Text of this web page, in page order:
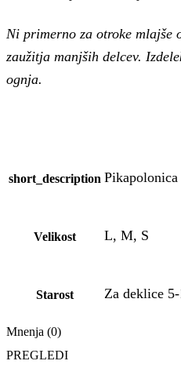
Ni primerno za otroke mlajše
zaužitja manjših delcev.
ognja.
short_description
Velikost L, M, S
Starost Za deklice
Mnenja (0)
PREGLEDI